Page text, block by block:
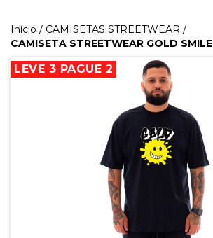
Início / CAMISETAS STREETWEAR /
CAMISETA STREETWEAR GOLD SMILE
LEVE 3 PAGUE 2